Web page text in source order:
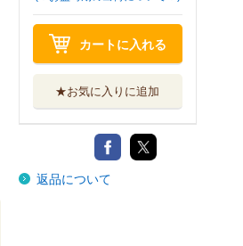
カートに入れる
★お気に入りに追加
返品について